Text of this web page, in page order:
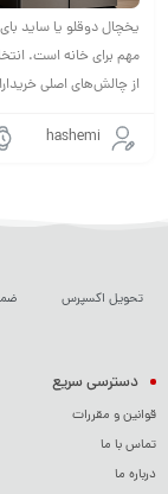
یخچال دوقلو یا ساید
مهم برای خانه است.
از چالش‌های اصلی
hashemi
تحویل اکسپرس
دسترسی سریع
قوانین و مقررات
تماس با ما
درباره ما